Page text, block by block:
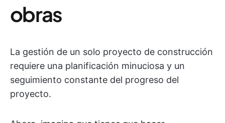
obras
La gestión de un solo proyecto de construcción
requiere una planificación minuciosa y un
seguimiento constante del progreso del
proyecto.